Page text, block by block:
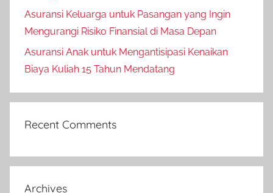
Asuransi Keluarga untuk Pasangan yang Ingin
Mengurangi Risiko Finansial di Masa Depan
Asuransi Anak untuk Mengantisipasi Kenaikan
Biaya Kuliah 15 Tahun Mendatang
Recent Comments
Archives